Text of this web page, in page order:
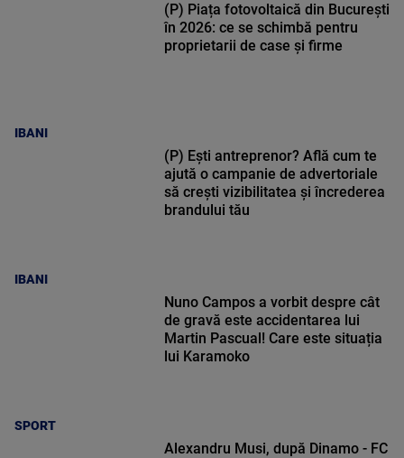
IBANI
(P) Piața fotovoltaică din București
în 2026: ce se schimbă pentru
proprietarii de case și firme
IBANI
(P) Ești antreprenor? Află cum te
ajută o campanie de advertoriale
să crești vizibilitatea și încrederea
brandului tău
SPORT
Nuno Campos a vorbit despre cât
de gravă este accidentarea lui
Martin Pascual! Care este situația
lui Karamoko
Alexandru Musi, după Dinamo - FC